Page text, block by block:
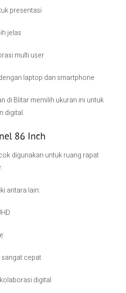
presentasi
jelas
multi user
laptop dan smartphone
di Blitar memilih ukuran ini untuk
digital.
86 Inch
digunakan untuk ruang rapat
antara lain:
cepat
digital